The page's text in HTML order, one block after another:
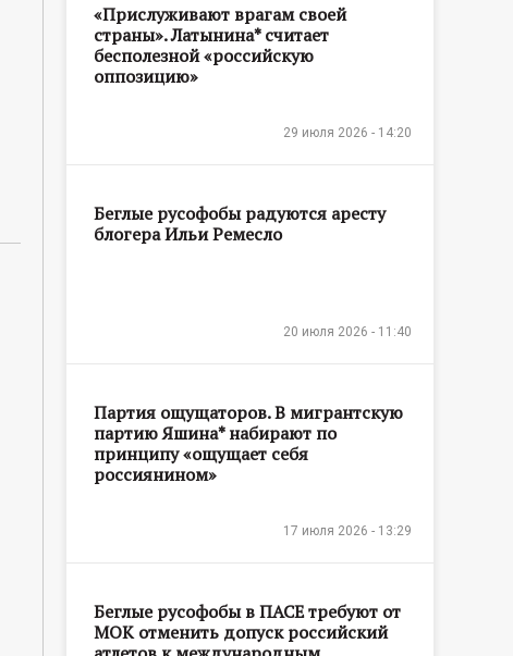
«Прислуживают врагам своей
страны». Латынина* считает
бесполезной «российскую
оппозицию»
29 июля 2026 - 14:20
Беглые русофобы радуются аресту
блогера Ильи Ремесло
20 июля 2026 - 11:40
Партия ощущаторов. В мигрантскую
партию Яшина* набирают по
принципу «ощущает себя
россиянином»
17 июля 2026 - 13:29
Беглые русофобы в ПАСЕ требуют от
МОК отменить допуск российский